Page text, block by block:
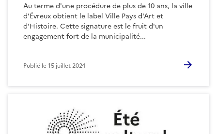
Au terme d'une procédure de plus de 10 ans, la ville
d’Évreux obtient le label Ville Pays d'Art et
d'Histoire. Cette signature est le fruit d'un
engagement fort de la municipalité...
Publié le15 juillet 2024